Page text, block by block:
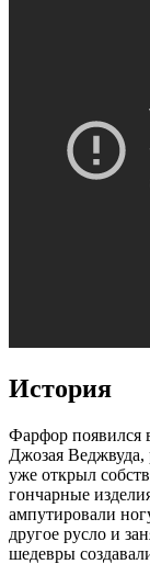
История
Фарфор появился
Джозая Веджвуда,
уже открыл
гончарные
ампутировали
другое русло и
шедевры